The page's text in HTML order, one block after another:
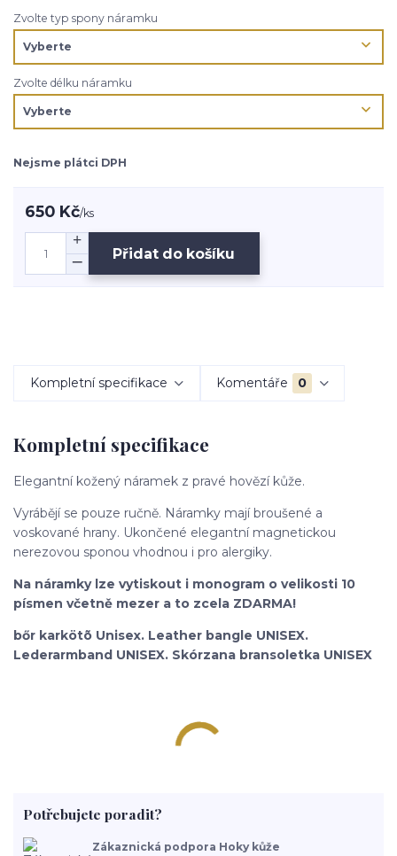
Zvolte typ spony náramku
Zvolte délku náramku
Nejsme plátci DPH
650 Kč/ks
Přidat do košíku
Kompletní specifikace Komentáře 0
Kompletní specifikace
Elegantní kožený náramek z pravé hovězí kůže.
Vyrábějí se pouze ručně. Náramky mají broušené a
voskované hrany. Ukončené elegantní magnetickou
nerezovou sponou vhodnou i pro alergiky.
Na náramky lze vytiskout i monogram o velikosti 10
písmen včetně mezer a to zcela ZDARMA!
bőr karkötõ Unisex. Leather bangle UNISEX.
Lederarmband UNISEX. Skórzana bransoletka UNISEX
Potřebujete poradit?
Zákaznická podpora Hoky kůže